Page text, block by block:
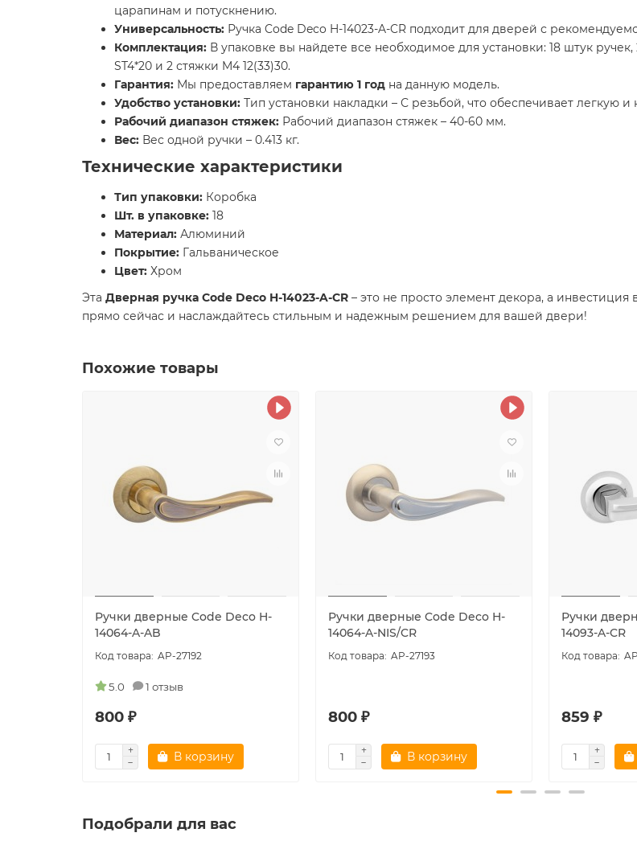
царапинам и потускнению.
Универсальность: Ручка Code Deco H-14023-A-CR подходит для дверей с
Комплектация: В упаковке вы найдете все необходимое для установки: 18 штук
ST4*20 и 2 стяжки M4 12(33)30.
Гарантия: Мы предоставляем гарантию 1 год на данную модель.
Удобство установки: Тип установки накладки – С резьбой, что обеспечивает легкую
Рабочий диапазон стяжек: Рабочий диапазон стяжек – 40-60 мм.
Вес: Вес одной ручки – 0.413 кг.
Технические характеристики
Тип упаковки: Коробка
Шт. в упаковке: 18
Материал: Алюминий
Покрытие: Гальваническое
Цвет: Хром
Эта Дверная ручка Code Deco H-14023-A-CR – это не просто элемент декора, а
прямо сейчас и наслаждайтесь стильным и надежным решением для вашей двери!
Похожие товары
Ручки дверные Code Deco H-
14064-A-AB
AP-27192
5.0 1 отзыв
800 ₽
В корзину
Ручки дверные Code Deco H-
14064-A-NIS/CR
AP-27193
800 ₽
В корзину
Ручки
14093-A-CR
859 ₽
Подобрали для вас